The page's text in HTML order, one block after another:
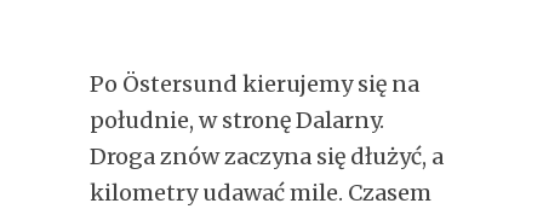
Po Östersund kierujemy się na
południe, w stronę Dalarny.
Droga znów zaczyna się dłużyć, a
kilometry udawać mile. Czasem